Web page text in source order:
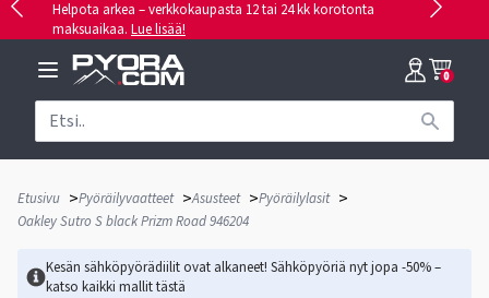
Helpota arkea – verkkokaupasta 12 tai 24 kk korotonta
maksuaikaa. Lue lisää!
0
Etusivu >Pyöräilyvaatteet >Asusteet >Pyöräilylasit >
Oakley Sutro S black Prizm Road 946204
Kesän sähköpyörädiilit ovat alkaneet! Sähköpyöriä nyt jopa -50% –
katso kaikki mallittästä